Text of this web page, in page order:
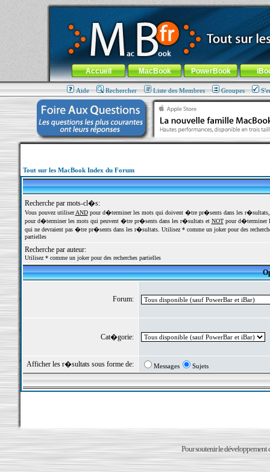
MacBook-fr.com : 100% Apple... 100% nomade !
Aller au contenu-Aller au menu général-Aller au menu de
Menu général
Accueil MacBook PowerBook
Aide Rechercher Liste des Membres Groupes
Tout sur les MacBook Index du Forum
Recherche par mots-cl�s:
Vous pouvez utiliserANDpour d�terminer les mots qui doivent �tre pr�sents dans les
pour d�terminer les mots qui peuvent �tre pr�sents dans les r�sultats et NOTpour d�terminer
qui ne devraient pas �tre pr�sents dans les r�sultats. Utilisez * comme un joker pour des
partielles
Recherche par auteur:
Utilisez * comme un joker pour des recherches partielles
Forum:
Cat�gorie:
Afficher les r�sultats sous forme de: Messages Sujets
Pour soutenir le développement